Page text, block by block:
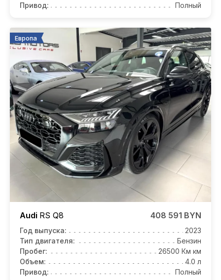
Привод:
Полный
Европа
Audi RS Q8 408 591 BYN
Год выпуска:
2023
Тип двигателя:
Бензин
Пробег:
26500 Км км
Объем:
4.0 л
Привод:
Полный